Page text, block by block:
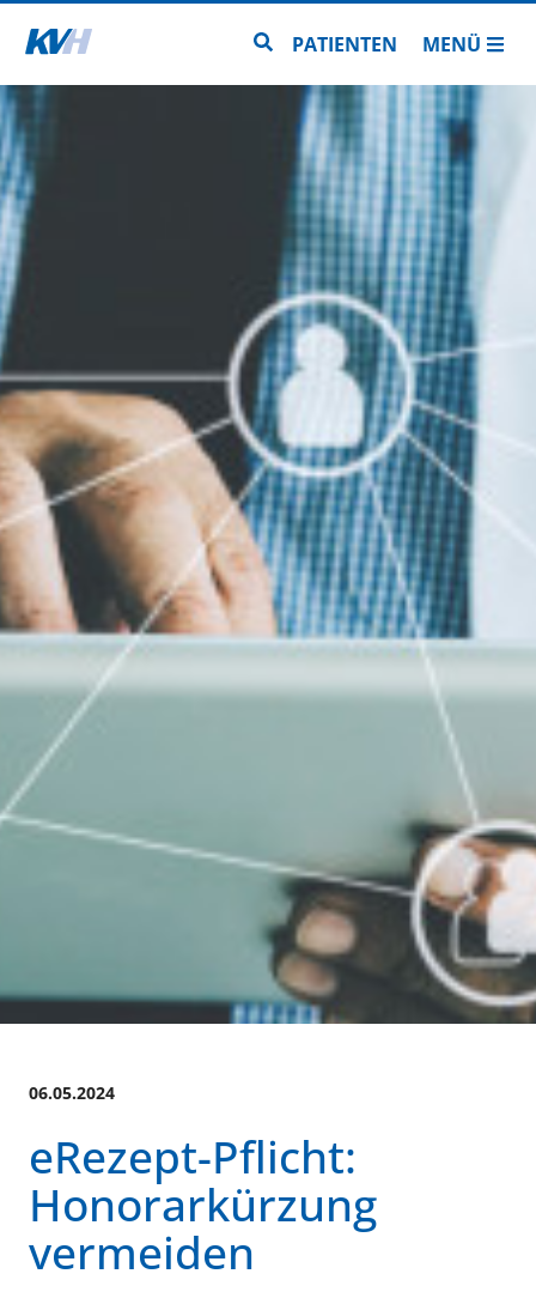
Zur Startseite Zur Seitensuche
PATIENTEN MENÜ
06.05.2024
eRezept-Pflicht:
Honorarkürzung
vermeiden